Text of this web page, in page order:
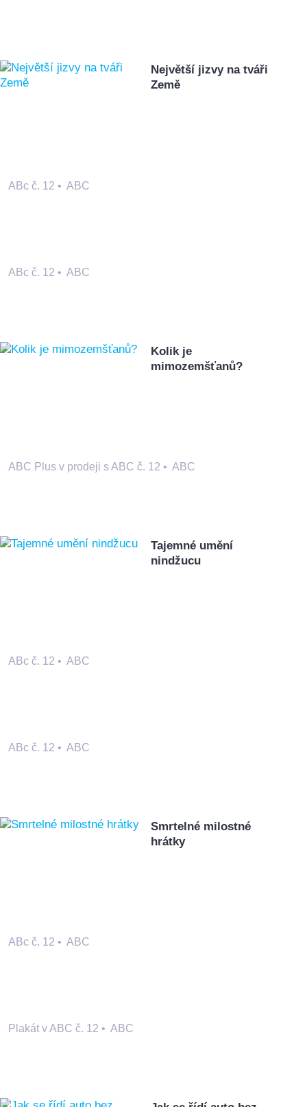
Největší jizvy na tváři
Země
ABc č. 12 • ABC
ABc č. 12 • ABC
Kolik je
mimozemšťanů?
ABC Plus v prodeji s ABC č. 12 • ABC
Tajemné umění
nindžucu
ABc č. 12 • ABC
ABc č. 12 • ABC
Smrtelné milostné
hrátky
ABc č. 12 • ABC
Plakát v ABC č. 12 • ABC